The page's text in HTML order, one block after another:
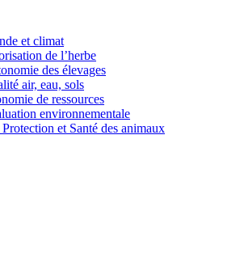
et climat
de l’herbe
des élevages
air, eau, sols
de ressources
environnementale
et Santé des animaux